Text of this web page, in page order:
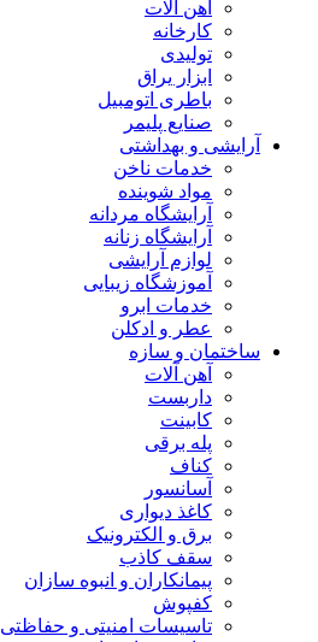
آهن آلات
کارخانه
تولیدی
ابزار یراق
باطری اتومبیل
صنایع پلیمر
آرایشی و بهداشتی
خدمات ناخن
مواد شوینده
آرایشگاه مردانه
آرایشگاه زنانه
لوازم آرایشی
آموزشگاه زیبایی
خدمات ابرو
عطر و ادکلن
ساختمان و سازه
آهن آلات
داربست
کابینت
پله برقی
کناف
آسانسور
کاغذ دیواری
برق و الکترونیک
سقف کاذب
پیمانکاران و انبوه سازان
کفپوش
تاسیسات امنیتی و حفاظتی